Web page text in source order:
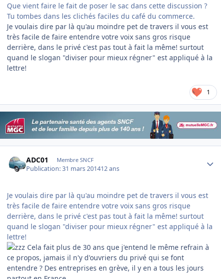
Que vient faire le fait de poser le sac dans cette discussion ?
Tu tombes dans les clichés faciles du café du commerce.
Je voulais dire par là qu'au moindre pet de travers il vous est
très facile de faire entendre votre voix sans gros risque
derrière, dans le privé c'est pas tout à fait la même! surtout
quand le slogan "diviser pour mieux régner" est appliqué à la
lettre!
1
ADC01 Membre SNCF
Publication:31 mars 201412 ans
Je voulais dire par là qu'au moindre pet de travers il vous est
très facile de faire entendre votre voix sans gros risque
derrière, dans le privé c'est pas tout à fait la même! surtout
quand le slogan "diviser pour mieux régner" est appliqué à la
lettre!
Cela fait plus de 30 ans que j'entend le même refrain à
ce propos, jamais il n'y d'ouvriers du privé qui se font
entendre ? Des entreprises en grève, il y en a tous les jours